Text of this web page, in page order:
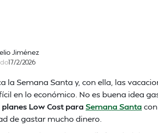
Jiménez
17/2/2026
la Semana Santa y, con ella, las
en lo económico. No es buena idea
planes Low Cost para Semana Santa
de gastar mucho dinero.